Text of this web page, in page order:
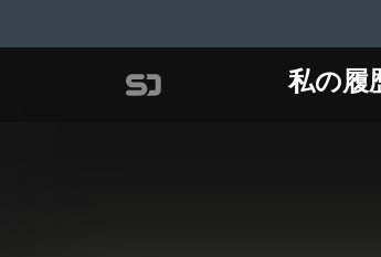
私の履